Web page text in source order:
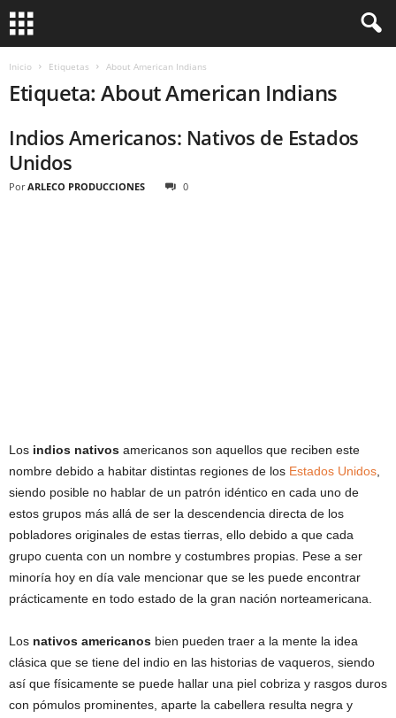
Inicio Etiquetas About American Indians
Etiqueta: About American Indians
Indios Americanos: Nativos de Estados
Unidos
Por ARLECO PRODUCCIONES 0
Los indios nativos americanos son aquellos que reciben este
nombre debido a habitar distintas regiones de los Estados Unidos
siendo posible no hablar de un patrón idéntico en cada uno de
estos grupos más allá de ser la descendencia directa de los
pobladores originales de estas tierras, ello debido a que cada
grupo cuenta con un nombre y costumbres propias. Pese a ser
minoría hoy en día vale mencionar que se les puede encontrar
prácticamente en todo estado de la gran nación norteamericana.
Los nativos americanos bien pueden traer a la mente la idea
clásica que se tiene del indio en las historias de vaqueros, siendo
así que físicamente se puede hallar una piel cobriza y rasgos duros
con pómulos prominentes, aparte la cabellera resulta negra y